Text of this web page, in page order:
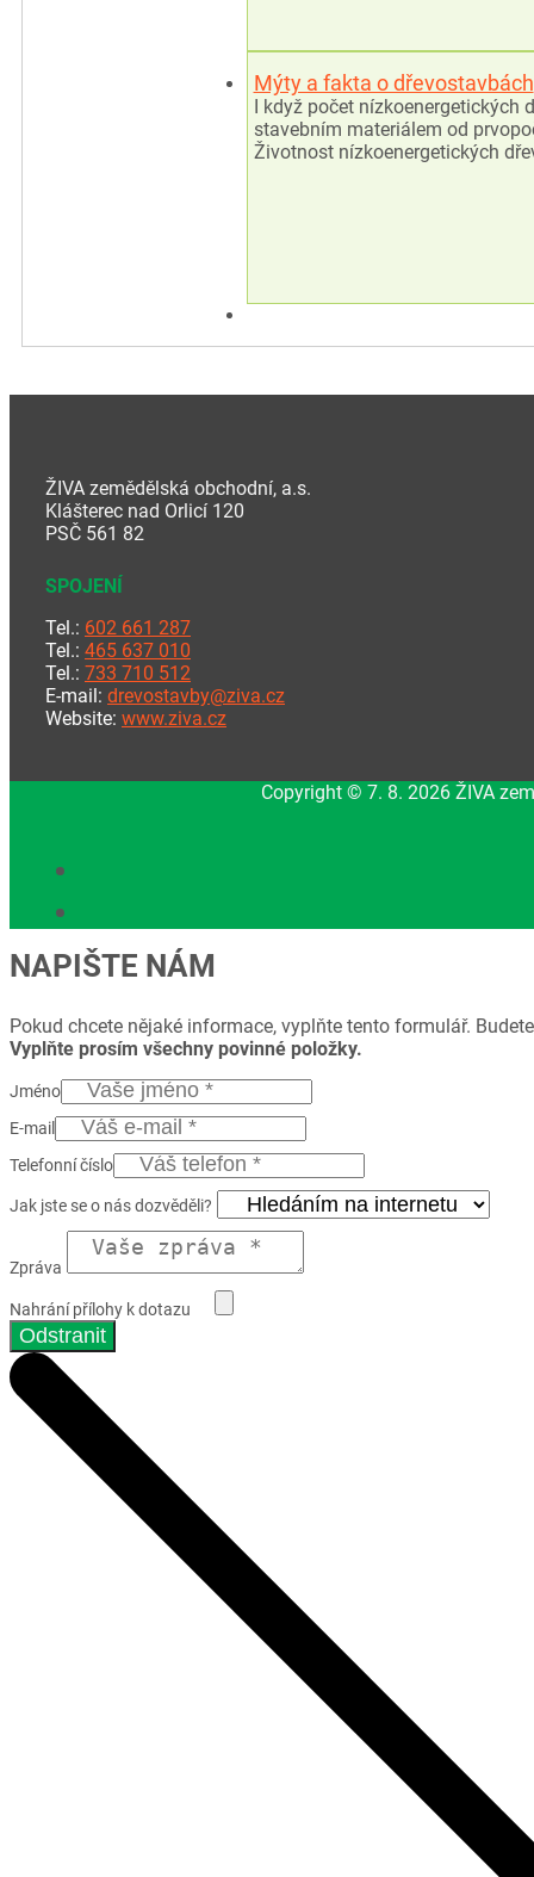
Mýty a fakta o dřevostavbách
I když počet nízkoenergetických
stavebním materiálem od
Životnost nízkoenergetických
ŽIVA zemědělská obchodní, a.s.
Klášterec nad Orlicí 120
PSČ 561 82
SPOJENÍ
Tel.: 602 661 287
Tel.: 465 637 010
Tel.: 733 710 512
E-mail: drevostavby@ziva.cz
Website: www.ziva.cz
Copyright © 7. 8. 2026 ŽIVA
NAPIŠTE NÁM
Pokud chcete nějaké informace, vyplňte tento formulář.
Vyplňte prosím všechny povinné položky.
Jméno
E-mail
Telefonní číslo
Jak jste se o nás dozvěděli?
Zpráva
Nahrání přílohy k dotazu
Odstranit